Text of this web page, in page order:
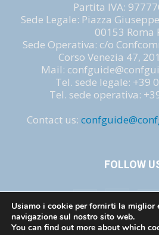
Partita IVA:
Sede Legale: Piazza
00153 Roma
Sede Operativa: c/o
Corso Venezia 47,
Mail:
Tel. sede legale: +39
Tel. sede operativa:
Contact us:
FOLLOW
Usiamo i cookie per fornirti la miglior
navigazione sul nostro sito web.
You can find out more about which